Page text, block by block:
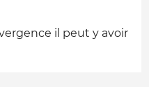
il peut y avoir